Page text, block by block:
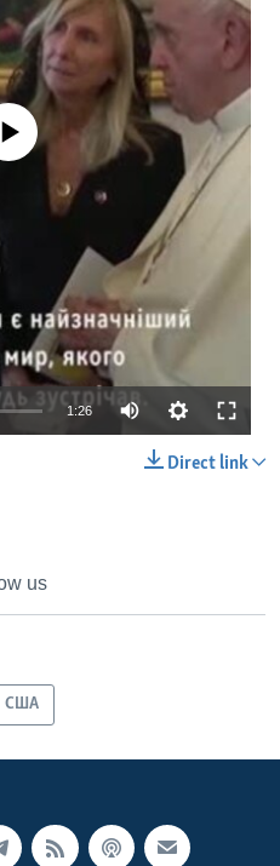
currently available
1:26
Direct link
us
США